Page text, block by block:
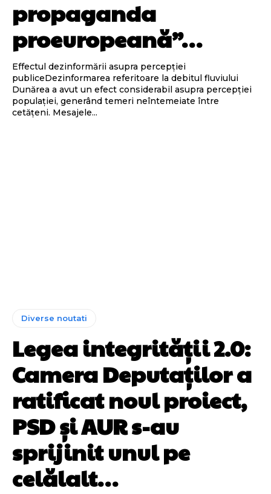
propaganda
proeuropeană”…
Effectul dezinformării asupra percepției
publiceDezinformarea referitoare la debitul fluviului
Dunărea a avut un efect considerabil asupra percepției
populației, generând temeri neîntemeiate între
cetățeni. Mesajele...
Diverse noutati
Legea integrității 2.0:
Camera Deputaților a
ratificat noul proiect,
PSD și AUR s-au
sprijinit unul pe
celălalt…